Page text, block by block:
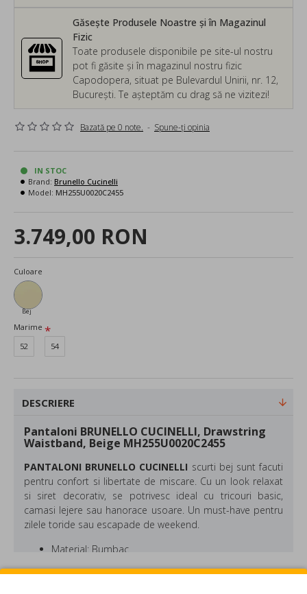
Găsește Produsele Noastre și în Magazinul
Fizic
Toate produsele disponibile pe site-ul nostru
pot fi găsite și în magazinul nostru fizic
Capodopera, situat pe Bulevardul Unirii, nr. 12,
București. Te așteptăm cu drag să ne vizitezi!
Bazată pe 0 note. - Spune-ţi opinia
3.749,00 RON
IN STOC
Brand: Brunello Cucinelli
Model: MH255U0020C2455
Culoare
Bej
Marime
52
54
DESCRIERE
Pantaloni BRUNELLO CUCINELLI, Drawstring
Waistband, Beige MH255U0020C2455
PANTALONI BRUNELLO CUCINELLI scurti bej sunt facuti
pentru confort si libertate de miscare. Cu un look relaxat
si siret decorativ, se potrivesc ideal cu tricouri basic,
camasi lejere sau hanorace usoare. Un must-have pentru
zilele toride sau escapade de weekend.
Material: Bumbac
Made in Italy